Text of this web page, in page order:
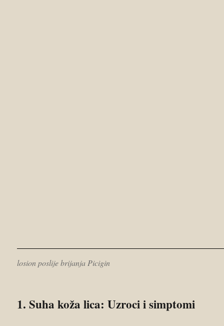
losion poslije brijanja Picigin
1. Suha koža lica: Uzroci i simptomi